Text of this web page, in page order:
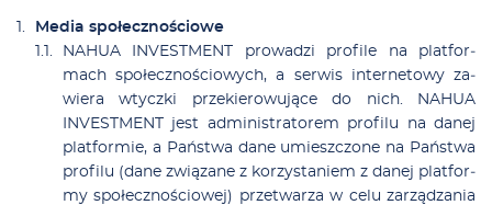
Me­dia spo­łecz­no­ścio­we
NAHUA INVESTMENT pro­wa­dzi pro­fi­le na plat­for­
mach spo­łecz­no­ścio­wych, a ser­wis in­ter­ne­to­wy za­
wie­ra wtycz­ki prze­kie­ro­wu­ją­ce do nich. NAHUA
INVESTMENT jest ad­mi­ni­stra­to­rem pro­fi­lu na da­nej
plat­for­mie, a Pań­stwa da­ne umiesz­czo­ne na Pań­stwa
pro­fi­lu (da­ne zwią­za­ne z ko­rzy­sta­niem z da­nej plat­for­
my spo­łecz­no­ścio­wej) prze­twa­rza w ce­lu za­rzą­dza­nia